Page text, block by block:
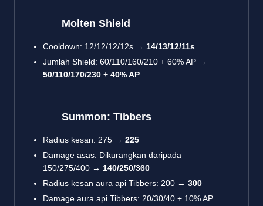
Molten Shield
Cooldown: 12/12/12/12s → 14/13/12/11s
Jumlah Shield: 60/110/160/210 + 60% AP →
50/110/170/230 + 40% AP
Summon: Tibbers
Radius kesan: 275 → 225
Damage asas: Dikurangkan daripada
150/275/400 → 140/250/360
Radius kesan aura api Tibbers: 200 → 300
Damage aura api Tibbers: 20/30/40 + 10% AP